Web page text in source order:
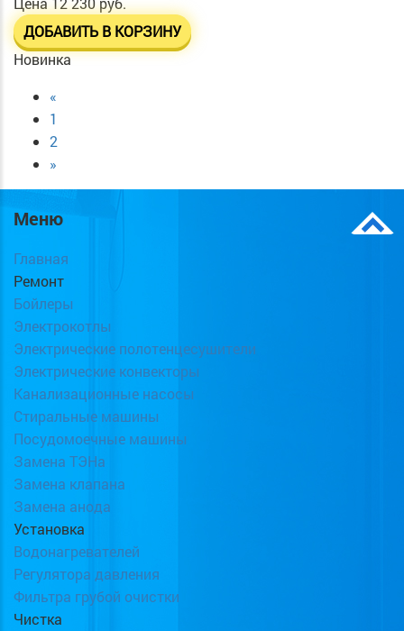
ДОБАВИТЬ В КОРЗИНУ
Новинка
«
1
2
»
Меню
Главная
Ремонт
Бойлеры
Электрокотлы
Электрические полотенцесушители
Электрические конвекторы
Канализационные насосы
Стиральные машины
Посудомоечные машины
Замена ТЭНа
Замена клапана
Замена анода
Установка
Водонагревателей
Регулятора давления
Фильтра грубой очистки
Чистка